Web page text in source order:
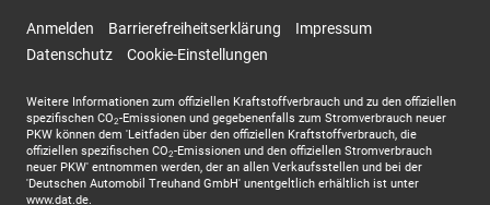
Anmelden Barrierefreiheitserklärung
Impressum
Datenschutz
Cookie-Einstellungen
Weitere Informationen zum offiziellen Kraftstoffverbrauch und zu den offiziellen
spezifischen CO2-Emissionen und gegebenenfalls zum Stromverbrauch neuer
PKW können dem 'Leitfaden über den offiziellen Kraftstoffverbrauch, die
offiziellen spezifischen CO2-Emissionen und den offiziellen Stromverbrauch
neuer PKW' entnommen werden, der an allen Verkaufsstellen und bei der
'Deutschen Automobil Treuhand GmbH' unentgeltlich erhältlich ist unter
www.dat.de.